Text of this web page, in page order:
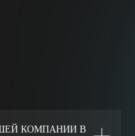
КОМПАНИИ В